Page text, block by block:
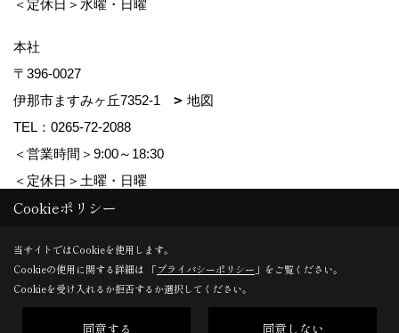
＜定休日＞水曜・日曜
本社
〒396-0027
伊那市ますみヶ丘7352-1
地図
TEL： 0265-72-2088
＜営業時間＞9:00～18:30
＜定休日＞土曜・日曜
Copyright (c) ForestCorporation. All Rights Reserved.
Produced byゴデスクリエイト
Cookieポリシー
当サイトではCookieを使用します。
Cookieの使用に関する詳細は 「プライバシーポリシー 」をご覧ください。
Cookieを受け入れるか拒否するか選択してください。
同意する 同意しない